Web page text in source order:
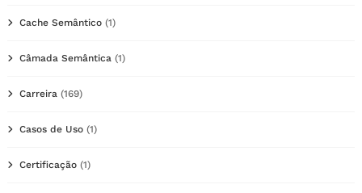
Cache Semântico (1)
Câmada Semântica (1)
Carreira (169)
Casos de Uso (1)
Certificação (1)